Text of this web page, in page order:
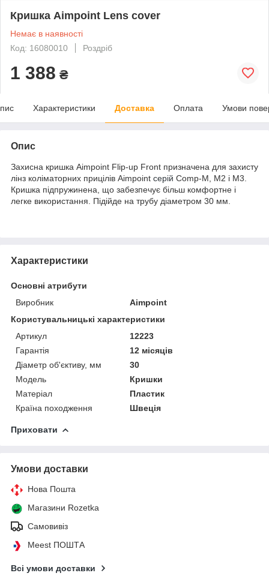
Кришка Aimpoint Lens cover
Немає в наявності
Код: 16080010
Роздріб
1 388 ₴
Характеристики Доставка Оплата Умови
Опис
Захисна кришка Aimpoint Flip-up Front призначена для захисту
лінз коліматорних прицілів Aimpoint серій Comp-M, M2 і M3.
Кришка підпружинена, що забезпечує більш комфортне і
легке використання. Підійде на трубу діаметром 30 мм.
Характеристики
Основні атрибути
Виробник
Aimpoint
Користувальницькі характеристики
Артикул
12223
Гарантія
12 місяців
Діаметр об'єктиву, мм
30
Мoдель
Кришки
Матеріал
Пластик
Країна походження
Швеція
Приховати
Умови доставки
Нова Пошта
Магазини Rozetka
Самовивіз
Meest ПОШТА
Всі умови доставки